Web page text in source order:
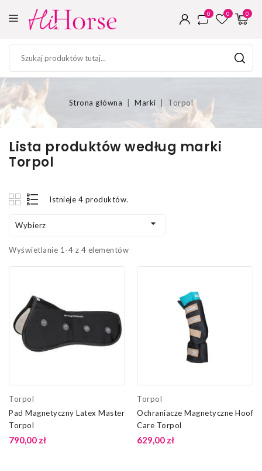
0
0
0
Strona główna Marki Torpol
Lista produktów według marki
Torpol
Istnieje 4 produktów.
Wybierz 
Wyświetlanie 1-4 z 4 elementów
Torpol
Pad Magnetyczny Latex Master
Torpol
790,00 zł
Torpol
Ochraniacze Magnetyczne Hoof
Care Torpol
629,00 zł